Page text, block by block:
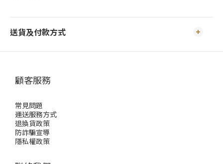
送貨及付款方式
顧客服務
常見問題
運送服務方式
退換貨政策
防詐騙宣導
隱私權政策